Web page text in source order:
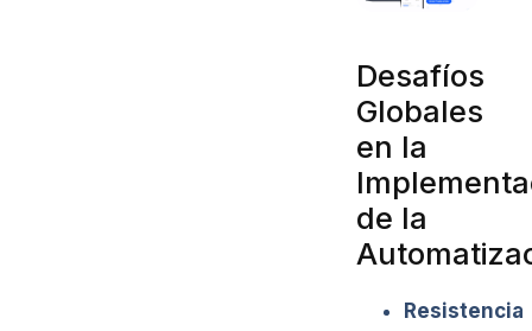
Desafíos
Globales
en la
de la
Resistencia